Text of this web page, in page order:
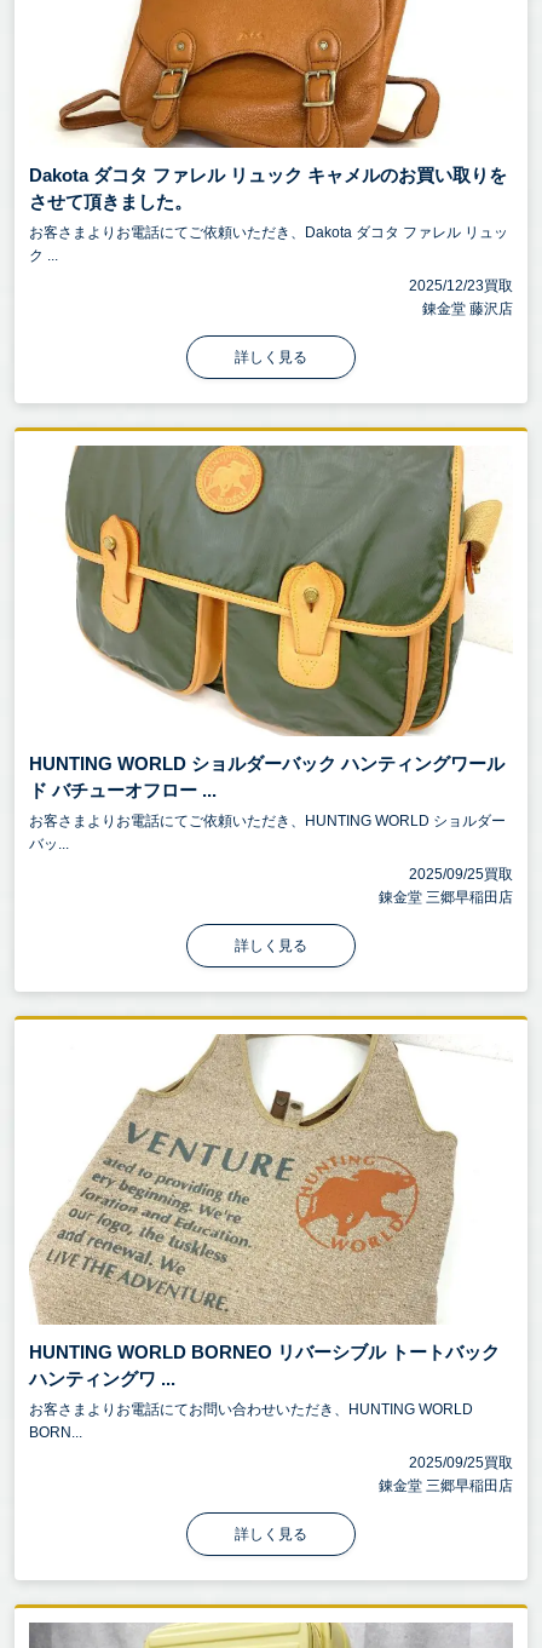
Dakota ダコタ ファレル リュック キャメルのお買い取りを
させて頂きました。
お客さまよりお電話にてご依頼いただき、Dakota ダコタ ファレル リュッ
ク ...
2025/12/23買取
錬金堂 藤沢店
詳しく見る
HUNTING WORLD ショルダーバック ハンティングワール
ド バチューオフロー ...
お客さまよりお電話にてご依頼いただき、HUNTING WORLD ショルダー
バッ...
2025/09/25買取
錬金堂 三郷早稲田店
詳しく見る
HUNTING WORLD BORNEO リバーシブル トートバック
ハンティングワ ...
お客さまよりお電話にてお問い合わせいただき、HUNTING WORLD
BORN...
2025/09/25買取
錬金堂 三郷早稲田店
詳しく見る